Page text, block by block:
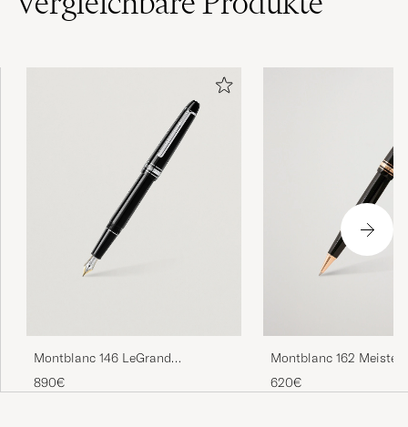
Montblanc 146 LeGrand
Meisterstück M Fountain Pen
Platinum Line
890€
Montblanc 162
Rollerball LeGrand
Gold
620€